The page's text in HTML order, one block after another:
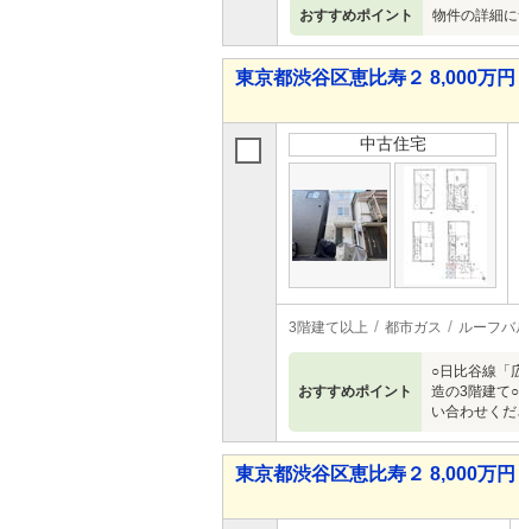
おすすめポイント 物件の詳細
東京都渋谷区恵比寿２ 8,000万
中古住宅
3階建て以上 都市ガス ルーフバ
おすすめポイント
○日比谷線「
造の3階建て
い合わせくだ
東京都渋谷区恵比寿２ 8,000万